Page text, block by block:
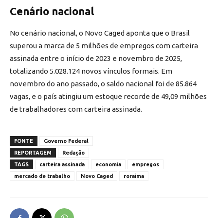
Cenário nacional
No cenário nacional, o Novo Caged aponta que o Brasil
superou a marca de 5 milhões de empregos com carteira
assinada entre o início de 2023 e novembro de 2025,
totalizando 5.028.124 novos vínculos formais. Em
novembro do ano passado, o saldo nacional foi de 85.864
vagas, e o país atingiu um estoque recorde de 49,09 milhões
de trabalhadores com carteira assinada.
FONTE
Governo Federal
REPORTAGEM
Redação
TAGS
carteira assinada economia
empregos
mercado de trabalho
Novo Caged roraima